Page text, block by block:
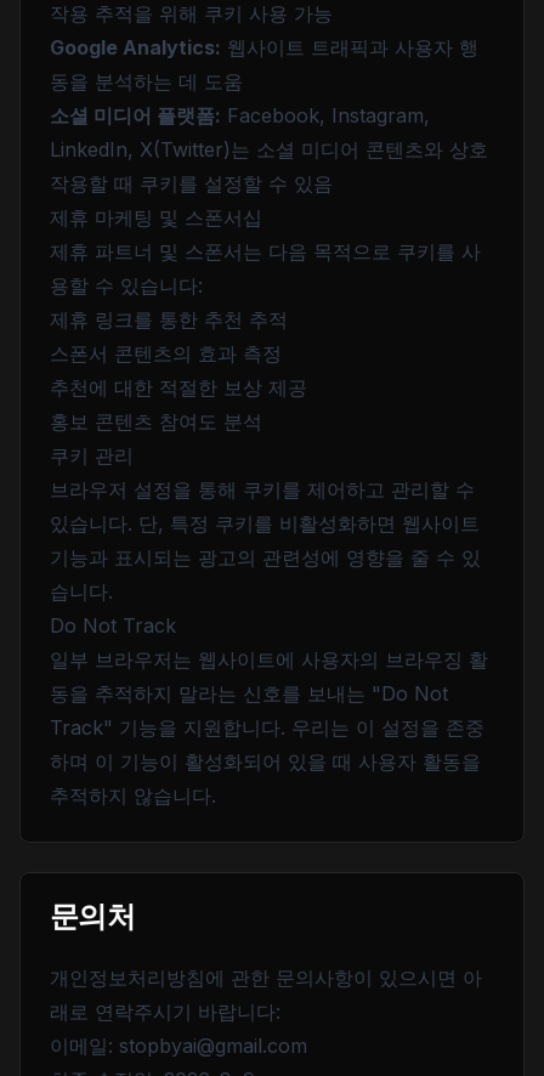
작용 추적을 위해 쿠키 사용 가능
Google Analytics: 웹사이트 트래픽과 사용자 행
동을 분석하는 데 도움
소셜 미디어 플랫폼: Facebook, Instagram,
LinkedIn, X(Twitter)는 소셜 미디어 콘텐츠와 상호
작용할 때 쿠키를 설정할 수 있음
제휴 마케팅 및 스폰서십
제휴 파트너 및 스폰서는 다음 목적으로 쿠키를 사
용할 수 있습니다:
제휴 링크를 통한 추천 추적
스폰서 콘텐츠의 효과 측정
추천에 대한 적절한 보상 제공
홍보 콘텐츠 참여도 분석
쿠키 관리
브라우저 설정을 통해 쿠키를 제어하고 관리할 수
있습니다. 단, 특정 쿠키를 비활성화하면 웹사이트
기능과 표시되는 광고의 관련성에 영향을 줄 수 있
습니다.
Do Not Track
일부 브라우저는 웹사이트에 사용자의 브라우징 활
동을 추적하지 말라는 신호를 보내는 "Do Not
Track" 기능을 지원합니다. 우리는 이 설정을 존중
하며 이 기능이 활성화되어 있을 때 사용자 활동을
추적하지 않습니다.
문의처
개인정보처리방침에 관한 문의사항이 있으시면 아
래로 연락주시기 바랍니다:
이메일: stopbyai@gmail.com